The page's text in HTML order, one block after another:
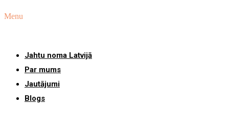
Menu
Jahtu noma Latvijā
Par mums
Jautājumi
Blogs